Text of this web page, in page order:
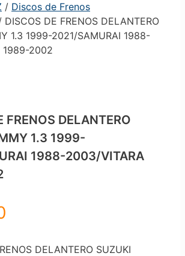
/ Discos de Frenos
DISCOS DE FRENOS DELANTERO
1.3 1999-2021/SAMURAI 1988-
1989-2002
FRENOS DELANTERO
1.3 1999-
1988-2003/VITARA
DELANTERO SUZUKI